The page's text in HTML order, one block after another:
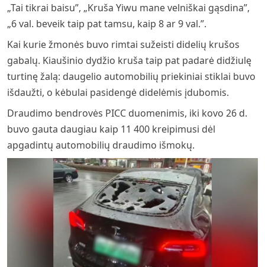
„Tai tikrai baisu”, „Kruša Yiwu mane velniškai gąsdina”,
„6 val. beveik taip pat tamsu, kaip 8 ar 9 val.”.
Kai kurie žmonės buvo rimtai sužeisti didelių krušos
gabalų. Kiaušinio dydžio kruša taip pat padarė didžiulę
turtinę žalą: daugelio automobilių priekiniai stiklai buvo
išdaužti, o kėbulai pasidengė didelėmis įdubomis.
Draudimo bendrovės PICC duomenimis, iki kovo 26 d.
buvo gauta daugiau kaip 11 400 kreipimusi dėl
apgadintų automobilių draudimo išmokų.